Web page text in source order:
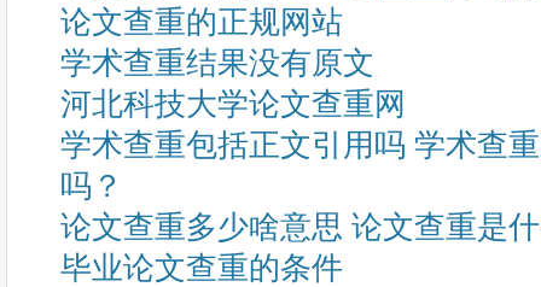
论文查重的正规网站
学术查重结果没有原文
河北科技大学论文查重网
学术查重包括正文引用吗 学术查
吗？
论文查重多少啥意思 论文查重是
毕业论文查重的条件